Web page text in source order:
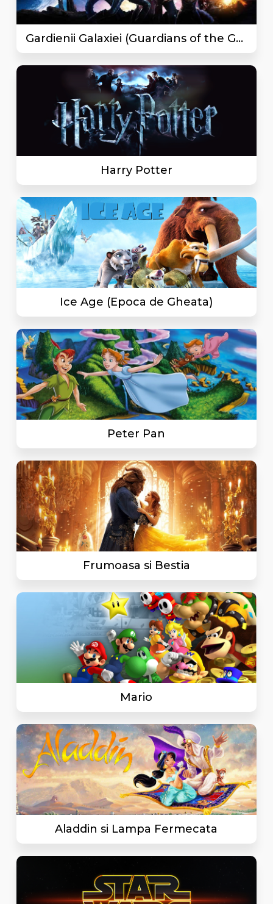
Gardienii Galaxiei (Guardians of the Galaxy)
Harry Potter
Ice Age (Epoca de Gheata)
Peter Pan
Frumoasa si Bestia
Mario
Aladdin si Lampa Fermecata